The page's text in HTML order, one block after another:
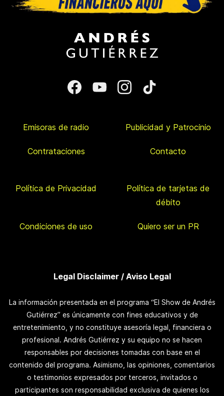
Emisoras de radio Publicidad y Patrocinio
Contrataciones Contacto
Política de Privacidad
Política de tarjetas de
débito
Condiciones de uso Quiero ser un PR
Legal Disclaimer / Aviso Legal
La información presentada en el programa “El Show de Andrés
Gutiérrez” es únicamente con fines educativos y de
entretenimiento, y no constituye asesoría legal, financiera o
profesional. Andrés Gutiérrez y su equipo no se hacen
responsables por decisiones tomadas con base en el
contenido del programa. Asimismo, las opiniones, comentarios
o testimonios expresados por terceros, invitados o
participantes son responsabilidad exclusiva de quienes los